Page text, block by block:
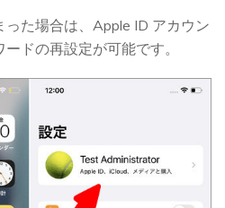
た場合は、Apple ID アカウン
ドの再設定が可能です。